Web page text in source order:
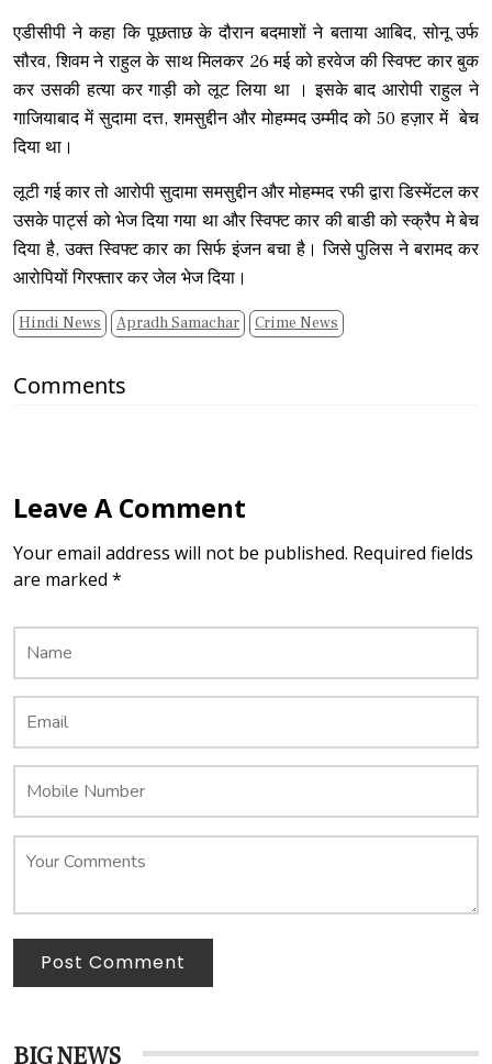
एडीसीपी ने कहा कि पूछताछ के दौरान बदमाशों ने बताया आबिद, सोनू उर्फ
सौरव, शिवम ने राहुल के साथ मिलकर 26 मई को हरवेज की स्विफ्ट कार बुक
कर उसकी हत्या कर गाड़ी को लूट लिया था । इसके बाद आरोपी राहुल ने
गाजियाबाद में सुदामा दत्त, शमसुद्दीन और मोहम्मद उम्मीद को 50 हज़ार में बेच
दिया था।
लूटी गई कार तो आरोपी सुदामा समसुद्दीन और मोहम्मद रफी द्वारा डिस्मेंटल कर
उसके पार्ट्स को भेज दिया गया था और स्विफ्ट कार की बाडी को स्क्रैप मे बेच
दिया है, उक्त स्विफ्ट कार का सिर्फ इंजन बचा है। जिसे पुलिस ने बरामद कर
आरोपियों गिरफ्तार कर जेल भेज दिया।
Hindi News Apradh Samachar Crime News
Comments
Leave A Comment
Your email address will not be published. Required fields
are marked *
Post Comment
BIG NEWS